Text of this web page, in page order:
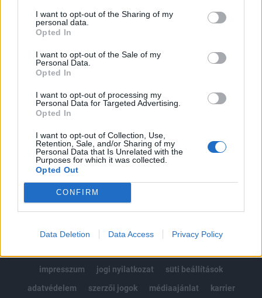
I want to opt-out of the Sharing of my
personal data.
Opted In
I want to opt-out of the Sale of my
Personal Data.
Opted In
I want to opt-out of processing my
Personal Data for Targeted Advertising.
Opted In
I want to opt-out of Collection, Use,
Retention, Sale, and/or Sharing of my
Personal Data that Is Unrelated with the
Purposes for which it was collected.
Opted Out
CONFIRM
Data Deletion Data Access Privacy Policy
regisztrációhoz kötött.
Portfolio.hu teljes cikkarchívum
Kötéslisták: BÉT elmúlt 2 év napon belüli
MÁR ELŐFIZETŐNK VAGY?BEJELENTKEZÉS
impresszum
jogi nyilatkozat
süti beállítások
adatvédelem
szerzői jogok médiaajánlat karrier